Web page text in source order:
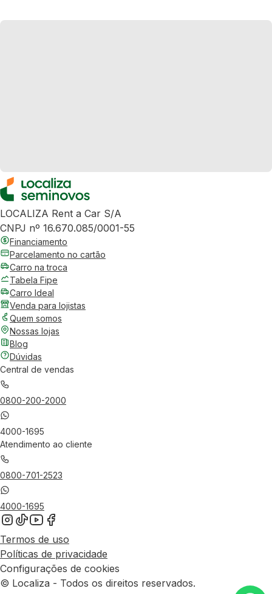
LOCALIZA Rent a Car S/A
CNPJ nº 16.670.085/0001-55
Financiamento
Parcelamento no cartão
Carro na troca
Tabela Fipe
Carro Ideal
Venda para lojistas
Quem somos
Nossas lojas
Blog
Dúvidas
Central de vendas
0800-200-2000
4000-1695
Atendimento ao cliente
0800-701-2523
4000-1695
Termos de uso
Políticas de privacidade
Configurações de cookies
© Localiza - Todos os direitos reservados.